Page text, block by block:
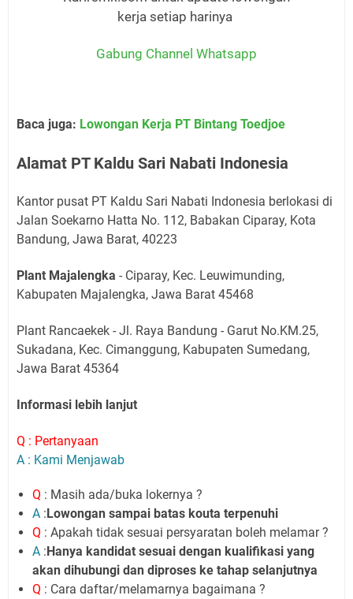
kerja setiap harinya
Gabung Channel Whatsapp
Baca juga: Lowongan Kerja PT Bintang Toedjoe
Alamat PT Kaldu Sari Nabati Indonesia
Kantor pusat PT Kaldu Sari Nabati Indonesia berlokasi di
Jalan Soekarno Hatta No. 112, Babakan Ciparay, Kota
Bandung, Jawa Barat, 40223
Plant Majalengka - Ciparay, Kec. Leuwimunding,
Kabupaten Majalengka, Jawa Barat 45468
Plant Rancaekek - Jl. Raya Bandung - Garut No.KM.25,
Sukadana, Kec. Cimanggung, Kabupaten Sumedang,
Jawa Barat 45364
Informasi lebih lanjut
Q : Pertanyaan
A : Kami Menjawab
Q : Masih ada/buka lokernya ?
A :Lowongan sampai batas kouta terpenuhi
Q : Apakah tidak sesuai persyaratan boleh melamar ?
A :Hanya kandidat sesuai dengan kualifikasi yang
akan dihubungi dan diproses ke tahap selanjutnya
Q : Cara daftar/melamarnya bagaimana ?